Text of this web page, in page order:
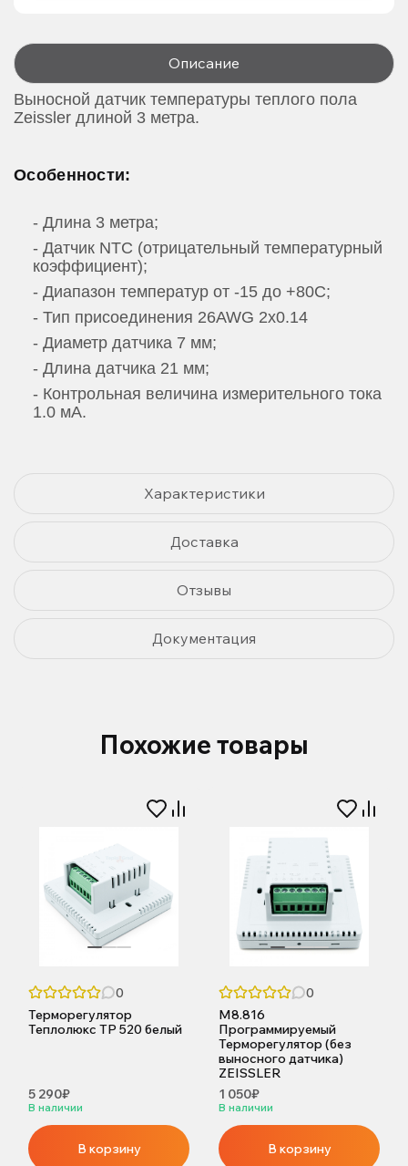
Описание
Выносной датчик температуры теплого пола
Zeissler длиной 3 метра.
Особенности:
- Длина 3 метра;
- Датчик NTC (отрицательный температурный
коэффициент);
- Диапазон температур от -15 до +80С;
- Тип присоединения 26AWG 2x0.14
- Диаметр датчика 7 мм;
- Длина датчика 21 мм;
- Контрольная величина измерительного тока
1.0 мА.
Характеристики
Доставка
Отзывы
Документация
Похожие товары
0
Терморегулятор
Теплолюкс ТР 520 белый
5 290₽
В наличии
В корзину
0
M8.816
Программируемый
Терморегулятор (без
выносного датчика)
ZEISSLER
1 050₽
В наличии
В корзину